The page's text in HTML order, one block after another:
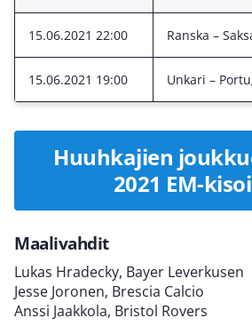
15.06.2021 22:00 Ranska –
15.06.2021 19:00 Unkari –
Huuhkajien
2021 EM-
Maalivahdit
Lukas Hradecky, Bayer Leverkusen
Jesse Joronen, Brescia Calcio
Anssi Jaakkola, Bristol Rovers